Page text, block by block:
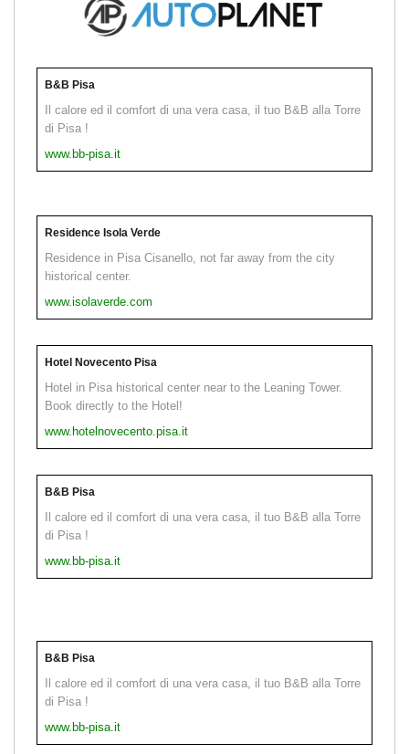
B&B Pisa
Il calore ed il comfort di una vera casa, il tuo B&B alla Torre
di Pisa !
www.bb-pisa.it
Residence Isola Verde
Residence in Pisa Cisanello, not far away from the city
historical center.
www.isolaverde.com
Hotel Novecento Pisa
Hotel in Pisa historical center near to the Leaning Tower.
Book directly to the Hotel!
www.hotelnovecento.pisa.it
B&B Pisa
Il calore ed il comfort di una vera casa, il tuo B&B alla Torre
di Pisa !
www.bb-pisa.it
B&B Pisa
Il calore ed il comfort di una vera casa, il tuo B&B alla Torre
di Pisa !
www.bb-pisa.it